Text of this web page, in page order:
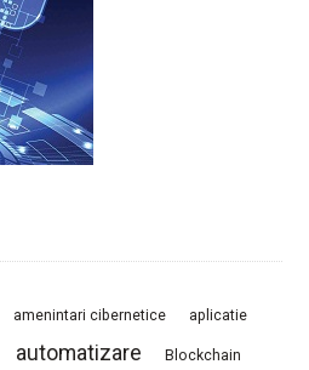
amenintari cibernetice aplicatie
automatizare Blockchain